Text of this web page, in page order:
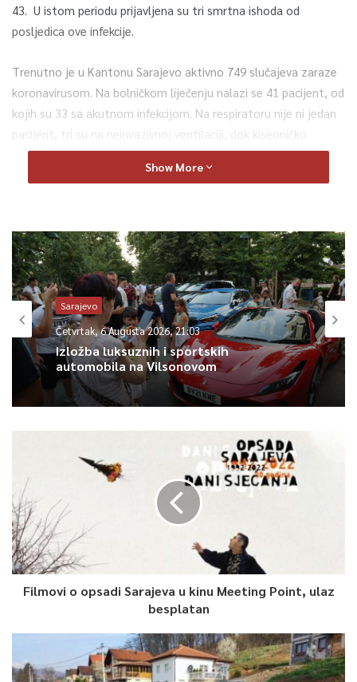
43. U istom periodu prijavljena su tri smrtna ishoda od
posljedica ove infekcije.
Trenutno je u Kantonu Sarajevo aktivno 749 slučajeva zaraze
koronavirusom. Na bolničkom liječenju nalazi se 41 pacijent, od
kojih su 33 sa akutnom infekcijom. Na respiratoru nije ni jedan
pacijent, tri su na neinvazivnoj ventilaciji, dok kiseoničku
potporu disanju koriste dva hospitalizirana. Udio nevakcinisanih
pacijenata na hospitalizaciji iznosi 85,37 posto.
početka pandemije iznosi 107.906, izliječeno je 105.225 osoba,
dok su, nažalost, evidentirana 1.932 smrtna ishoda.
0
Article Rating
Show More
Sarajevo
Četvrtak, 6 Augusta 2026, 21:03
Izložba luksuznih i sportskih
automobila na Vilsonovom
Filmovi o opsadi Sarajeva u kinu Meeting Point, ulaz
besplatan